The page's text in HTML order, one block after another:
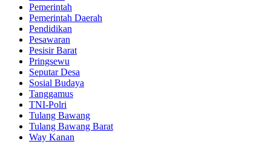
Pemerintah
Pemerintah Daerah
Pendidikan
Pesawaran
Pesisir Barat
Pringsewu
Seputar Desa
Sosial Budaya
Tanggamus
TNI-Polri
Tulang Bawang
Tulang Bawang Barat
Way Kanan